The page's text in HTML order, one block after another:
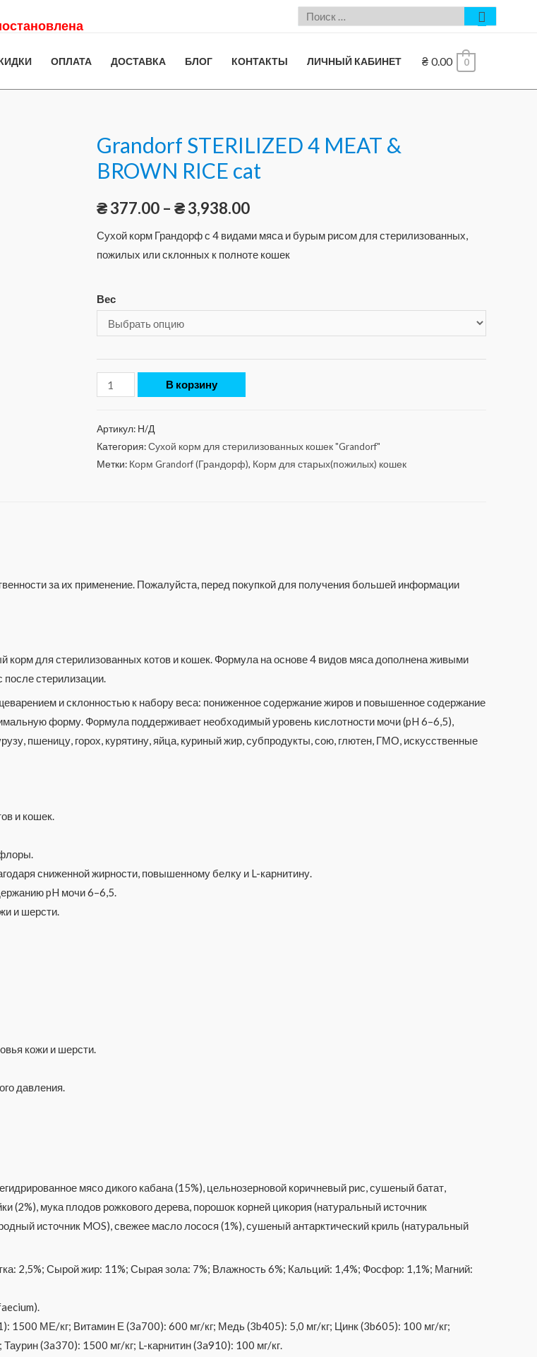
ОПЛАТА ДОСТАВКА БЛОГ КОНТАКТЫ ЛИЧНЫЙ КАБИНЕТ ₴ 0.00 0
Grandorf STERILIZED 4 MEAT &
BROWN RICE cat
₴377.00 – ₴3,938.00
Сухой корм Грандорф с 4 видами мяса и бурым рисом для стерилизованных,
пожилых или склонных к полноте кошек
Вес
В корзину
Артикул: Н/Д
Категория:Сухой корм для стерилизованных кошек "Grandorf"
Метки: Корм Grandorf (Грандорф), Корм для старых(пожилых) кошек
за их применение. Пожалуйста, перед покупкой для получения большей информации
корм для стерилизованных котов и кошек. Формула на основе 4 видов мяса дополнена живыми
после стерилизации.
и склонностью к набору веса: пониженное содержание жиров и повышенное содержание
форму. Формула поддерживает необходимый уровень кислотности мочи (pH 6–6,5),
пшеницу, горох, курятину, яйца, куриный жир, субпродукты, сою, глютен, ГМО, искусственные
и кошек.
сниженной жирности, повышенному белку и L-карнитину.
pH мочи 6–6,5.
и шерсти.
кожи и шерсти.
давления.
мясо дикого кабана (15%), цельнозерновой коричневый рис, сушеный батат,
(2%), мука плодов рожкового дерева, порошок корней цикория (натуральный источник
источник MOS), свежее масло лосося (1%), сушеный антарктический криль (натуральный
2,5%; Сырой жир: 11%; Сырая зола: 7%; Влажность 6%; Кальций: 1,4%; Фосфор: 1,1%; Магний:
МЕ/кг; Витамин Е (3a700): 600 мг/кг; Медь (3b405): 5,0 мг/кг; Цинк (3b605): 100 мг/кг;
(3a370): 1500 мг/кг; L-карнитин (3a910): 100 мг/кг.